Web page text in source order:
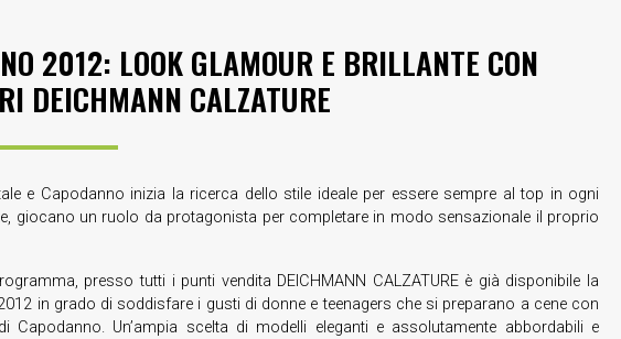
2012: LOOK GLAMOUR E BRILLANTE CON
DEICHMANN CALZATURE
e Capodanno inizia la ricerca dello stile ideale per essere sempre al top in ogni
giocano un ruolo da protagonista per completare in modo sensazionale il proprio
presso tutti i punti vendita DEICHMANN CALZATURE è già disponibile la
in grado di soddisfare i gusti di donne e teenagers che si preparano a cene con
Un’ampia scelta di modelli eleganti e assolutamente abbordabili e